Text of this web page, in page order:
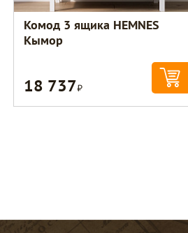
Комод 3 ящика HEMNES
Кымор
18 737Р